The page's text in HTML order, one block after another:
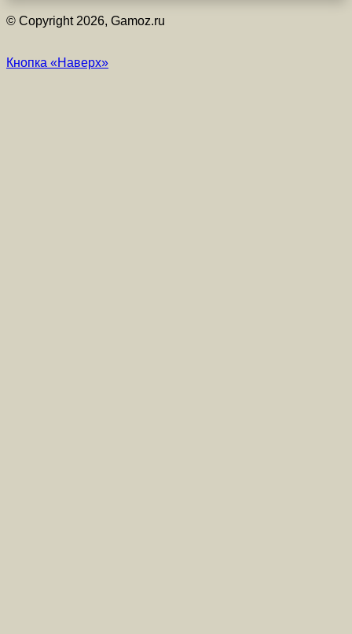
© Copyright 2026, Gamoz.ru
Кнопка «Наверх»